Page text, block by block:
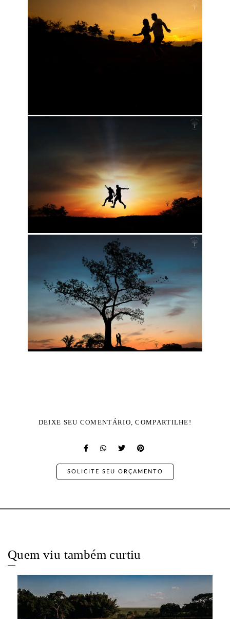
DEIXE SEU COMENTÁRIO, COMPARTILHE!
SOLICITE SEU ORÇAMENTO
Quem viu também curtiu